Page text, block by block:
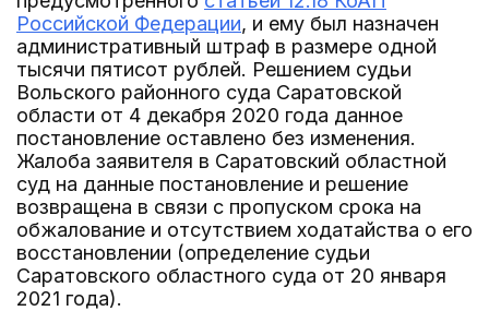
Российской Федерации, и ему был назначен
административный штраф в размере одной
тысячи пятисот рублей. Решением судьи
Вольского районного суда Саратовской
области от 4 декабря 2020 года данное
постановление оставлено без изменения.
Жалоба заявителя в Саратовский областной
суд на данные постановление и решение
возвращена в связи с пропуском срока на
обжалование и отсутствием ходатайства о его
восстановлении (определение судьи
Саратовского областного суда от 20 января
2021 года).